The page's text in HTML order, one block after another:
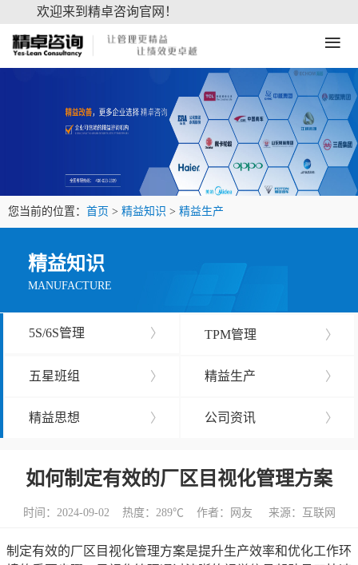
欢迎来到精卓咨询官网！
≡
您当前的位置： 首页 > 精益知识 > 精益生产
精益知识
MANUFACTURE
5S/6S管理 〉 TPM管理 〉
五星班组 〉 精益生产 〉
精益思想 〉 公司资讯 〉
如何制定有效的厂区目视化管理方案
时间：2024-09-02 热度： 289℃ 作者：网友 来源：互联网
制定有效的厂区目视化管理方案是提升生产效率和优化工作环